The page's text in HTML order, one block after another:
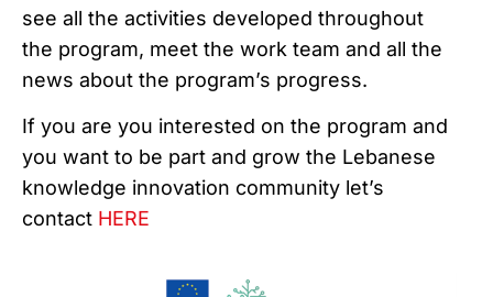
see all the activities developed throughout
the program, meet the work team and all the
news about the program’s progress.
If you are you interested on the program and
you want to be part and grow the Lebanese
knowledge innovation community let’s
contact HERE